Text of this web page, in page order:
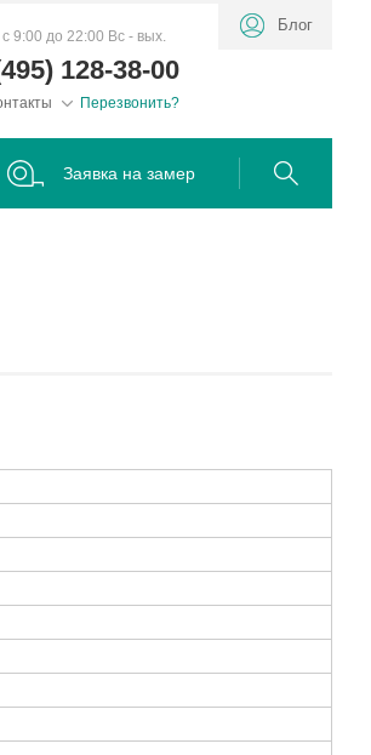
Блог
9:00 до 22:00 Вс - вых.
128-38-00
Перезвонить?
Заявка на замер